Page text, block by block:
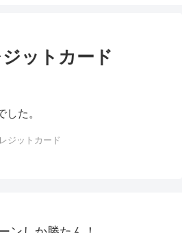
ットカード
た。
ジットカード